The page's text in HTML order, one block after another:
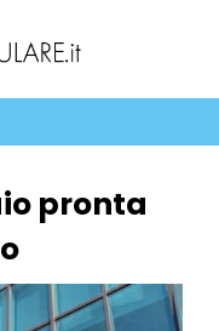
pronta